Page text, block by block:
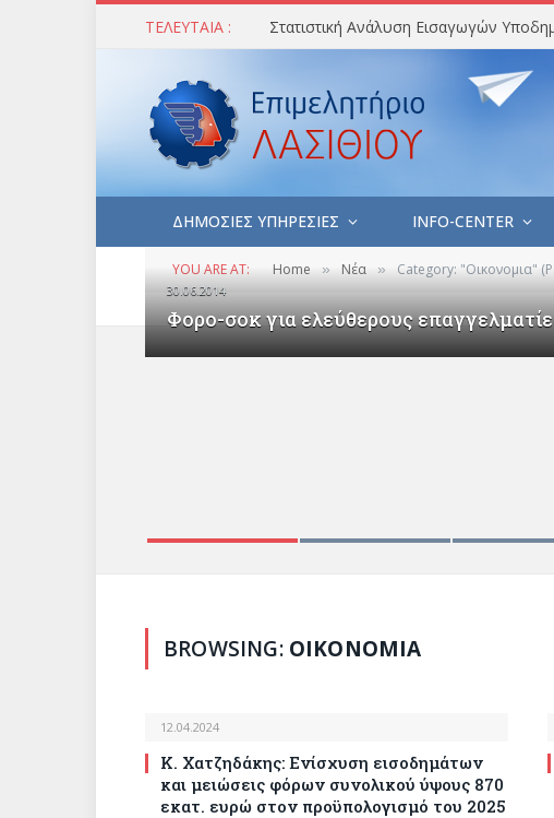
ΤΕΛΕΥΤΑΙΑ :
ΔΗΜΟΣΙΕΣ ΥΠΗΡΕΣΙΕΣ INFO-CENTER
YOU ARE AT: Home » Νέα » Category: "Οικονομια"
30.06.2014
Φορο-σοκ για ελεύθερους
BROWSING: ΟΙΚΟΝΟΜΙΑ
12.04.2024
Κ. Χατζηδάκης: Ενίσχυση εισοδημάτων
και μειώσεις φόρων συνολικού ύψους 870
εκατ. ευρώ στον προϋπολογισμό του 2025